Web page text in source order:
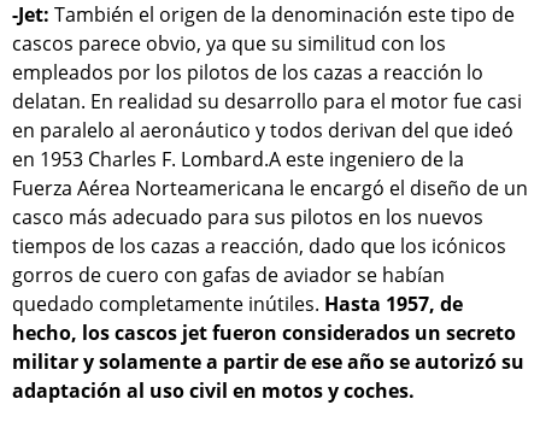
-Jet: También el origen de la denominación este tipo de
cascos parece obvio, ya que su similitud con los
empleados por los pilotos de los cazas a reacción lo
delatan. En realidad su desarrollo para el motor fue casi
en paralelo al aeronáutico y todos derivan del que ideó
en 1953 Charles F. Lombard.A este ingeniero de la
Fuerza Aérea Norteamericana le encargó el diseño de un
casco más adecuado para sus pilotos en los nuevos
tiempos de los cazas a reacción, dado que los icónicos
gorros de cuero con gafas de aviador se habían
quedado completamente inútiles. Hasta 1957, de
hecho, los cascos jet fueron considerados un secreto
militar y solamente a partir de ese año se autorizó su
adaptación al uso civil en motos y coches.